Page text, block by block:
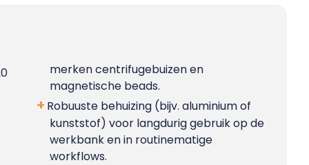
merken centrifugebuizen en
magnetische beads.​
Robuuste behuizing (bijv. aluminium of
kunststof) voor langdurig gebruik op de
werkbank en in routinematige
workflows.​